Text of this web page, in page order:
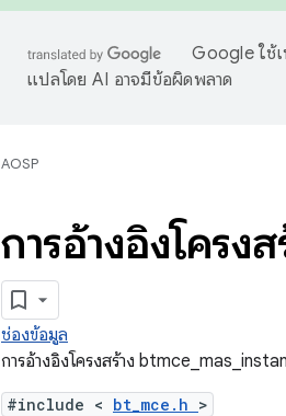
Google ใช้
แปลโดย AI อาจมีข้อผิดพลาด
AOSP
การอ้างอิงโครง
ช่องข้อมูล
การอ้างอิงโครงสร้าง
#include < bt_mce.h >